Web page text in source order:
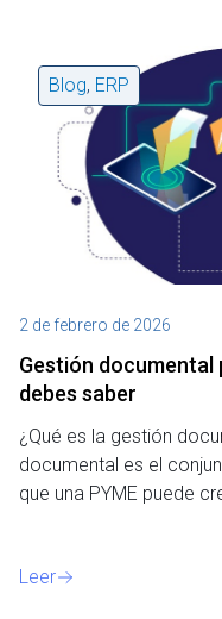
Blog, ERP
2 de febrero de 2026
Gestión documental
debes saber
¿Qué es la gestión
documental es el
que una PYME puede
Leer